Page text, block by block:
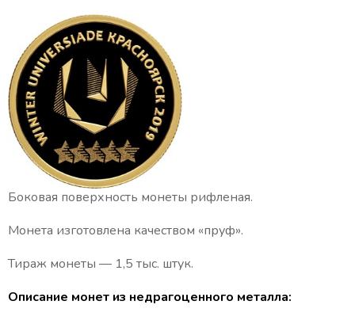
Боковая поверхность монеты рифленая.
Монета изготовлена качеством «пруф».
Тираж монеты — 1,5 тыс. штук.
Описание монет из недрагоценного металла: